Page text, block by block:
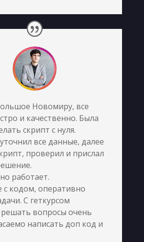
Новомиру, все
и качественно. Была
скрипт с нуля.
все данные, далее
проверил и прислал
работает.
с кодом, оперативно
С геткурсом
вопросы очень
написать доп код и